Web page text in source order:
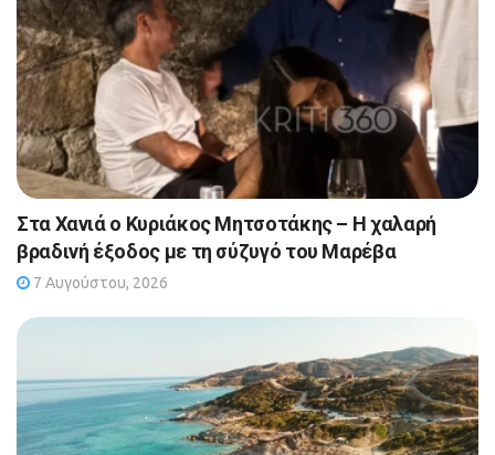
Στα Χανιά ο Κυριάκος Μητσοτάκης – Η χαλαρή
βραδινή έξοδος με τη σύζυγό του Μαρέβα
7 Αυγούστου, 2026